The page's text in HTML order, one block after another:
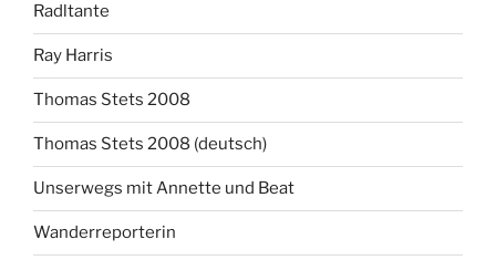
Radltante
Ray Harris
Thomas Stets 2008
Thomas Stets 2008 (deutsch)
Unserwegs mit Annette und Beat
Wanderreporterin